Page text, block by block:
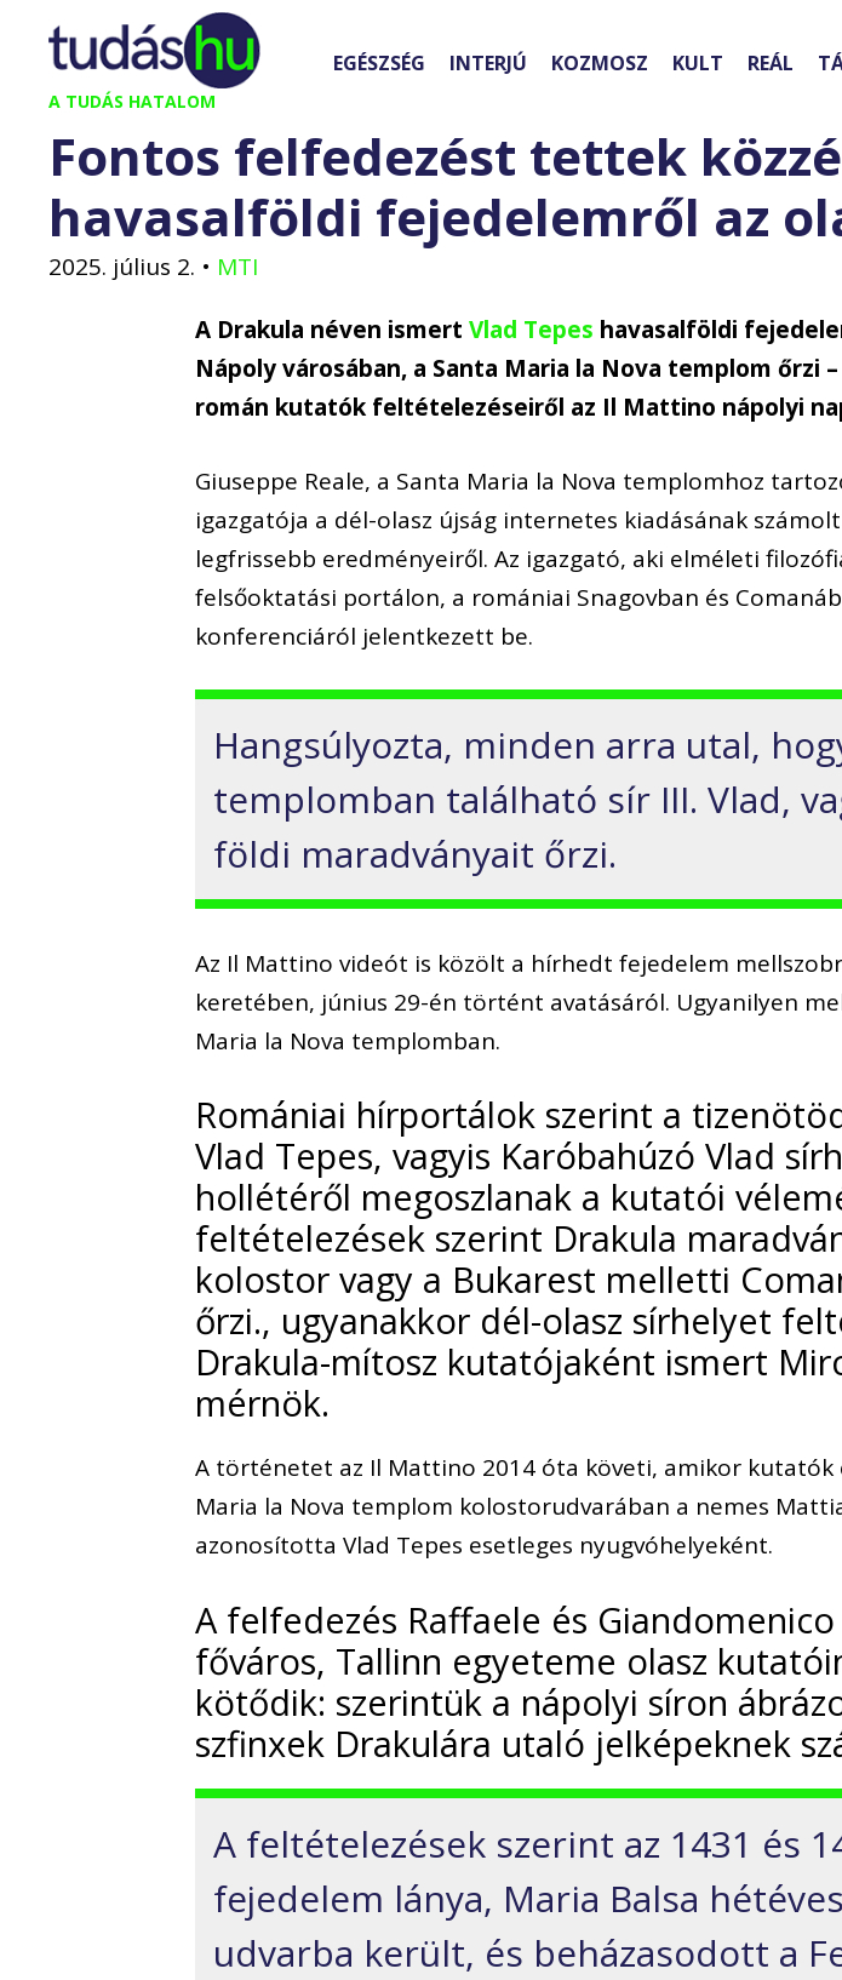
Kilépés
tartalomba
A TUDÁS HATALOM
EGÉSZSÉG INTERJÚ KOZMOSZ KULT REÁL
Fontos felfedezést tettek
havasalföldi fejedelemről az
2025. július 2. • MTI
A Drakula néven ismertVlad Tepes havasalföldi
Nápoly városában, a Santa Maria la Nova templom őrzi
román kutatók feltételezéseiről az Il Mattino nápolyi
Giuseppe Reale, a Santa Maria la Nova templomhoz
igazgatója a dél-olasz újság internetes kiadásának
legfrissebb eredményeiről. Az igazgató, aki elméleti
felsőoktatási portálon, a romániai Snagovban és
konferenciáról jelentkezett be.
Hangsúlyozta, minden arra utal,
templomban található sír III. Vlad,
földi maradványait őrzi.
Az Il Mattino videót is közölt a hírhedt fejedelem
keretében, június 29-én történt avatásáról. Ugyanilyen
Maria la Nova templomban.
Romániai hírportálok szerint a
Vlad Tepes, vagyis Karóbahúzó Vlad
hollétéről megoszlanak a kutatói
feltételezések szerint Drakula
kolostor vagy a Bukarest melletti
őrzi., ugyanakkor dél-olasz sírhelyet
Drakula-mítosz kutatójaként ismert
mérnök.
A történetet az Il Mattino 2014 óta követi, amikor kutatók
Maria la Nova templom kolostorudvarában a nemes
azonosította Vlad Tepes esetleges nyugvóhelyeként.
A felfedezés Raffaele és
főváros, Tallinn egyeteme olasz
kötődik: szerintük a nápolyi síron
szfinxek Drakulára utaló jelképeknek
A feltételezések szerint az 1431 és
fejedelem lánya, Maria Balsa
udvarba került, és beházasodott a